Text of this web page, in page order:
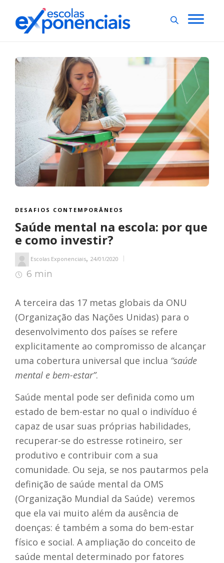
DESAFIOS CONTEMPORÂNEOS
Saúde mental na escola: por que
e como investir?
Escolas Exponenciais, 24/01/2020
6 min
A terceira das 17 metas globais da ONU
(Organização das Nações Unidas) para o
desenvolvimento dos países se refere
explicitamente ao compromisso de alcançar
uma cobertura universal que inclua “saúde
mental e bem-estar”.
Saúde mental pode ser definida como um
estado de bem-estar no qual o indivíduo é
capaz de usar suas próprias habilidades,
recuperar-se do estresse rotineiro, ser
produtivo e contribuir com a sua
comunidade. Ou seja, se nos pautarmos pela
definição de saúde mental da OMS
(Organização Mundial da Saúde) veremos
que ela vai muito além da ausência de
doenças: é também a soma do bem-estar
físico e social. A ampliação do conceito de
saúde mental determinado por fatores